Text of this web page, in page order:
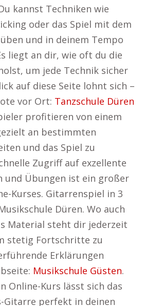
kannst Techniken wie
oder das Spiel mit dem
und in deinem Tempo
liegt an dir, wie oft du die
um jede Technik sicher
auf diese Seite lohnt sich –
vor Ort: Tanzschule Düren
profitieren von einem
an bestimmten
und das Spiel zu
Zugriff auf exzellente
und Übungen ist ein großer
Kurses. Gitarrenspiel in 3
Düren. Wo auch
Material steht dir jederzeit
stetig Fortschritte zu
Erklärungen
Musikschule Güsten.
Online-Kurs lässt sich das
Gitarre perfekt in deinen